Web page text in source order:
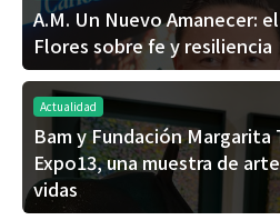
A.M. Un Nuevo Amanecer:
Flores sobre fe y resiliencia
Actualidad
Bam y Fundación Margarita
Expo13, una muestra de
vidas